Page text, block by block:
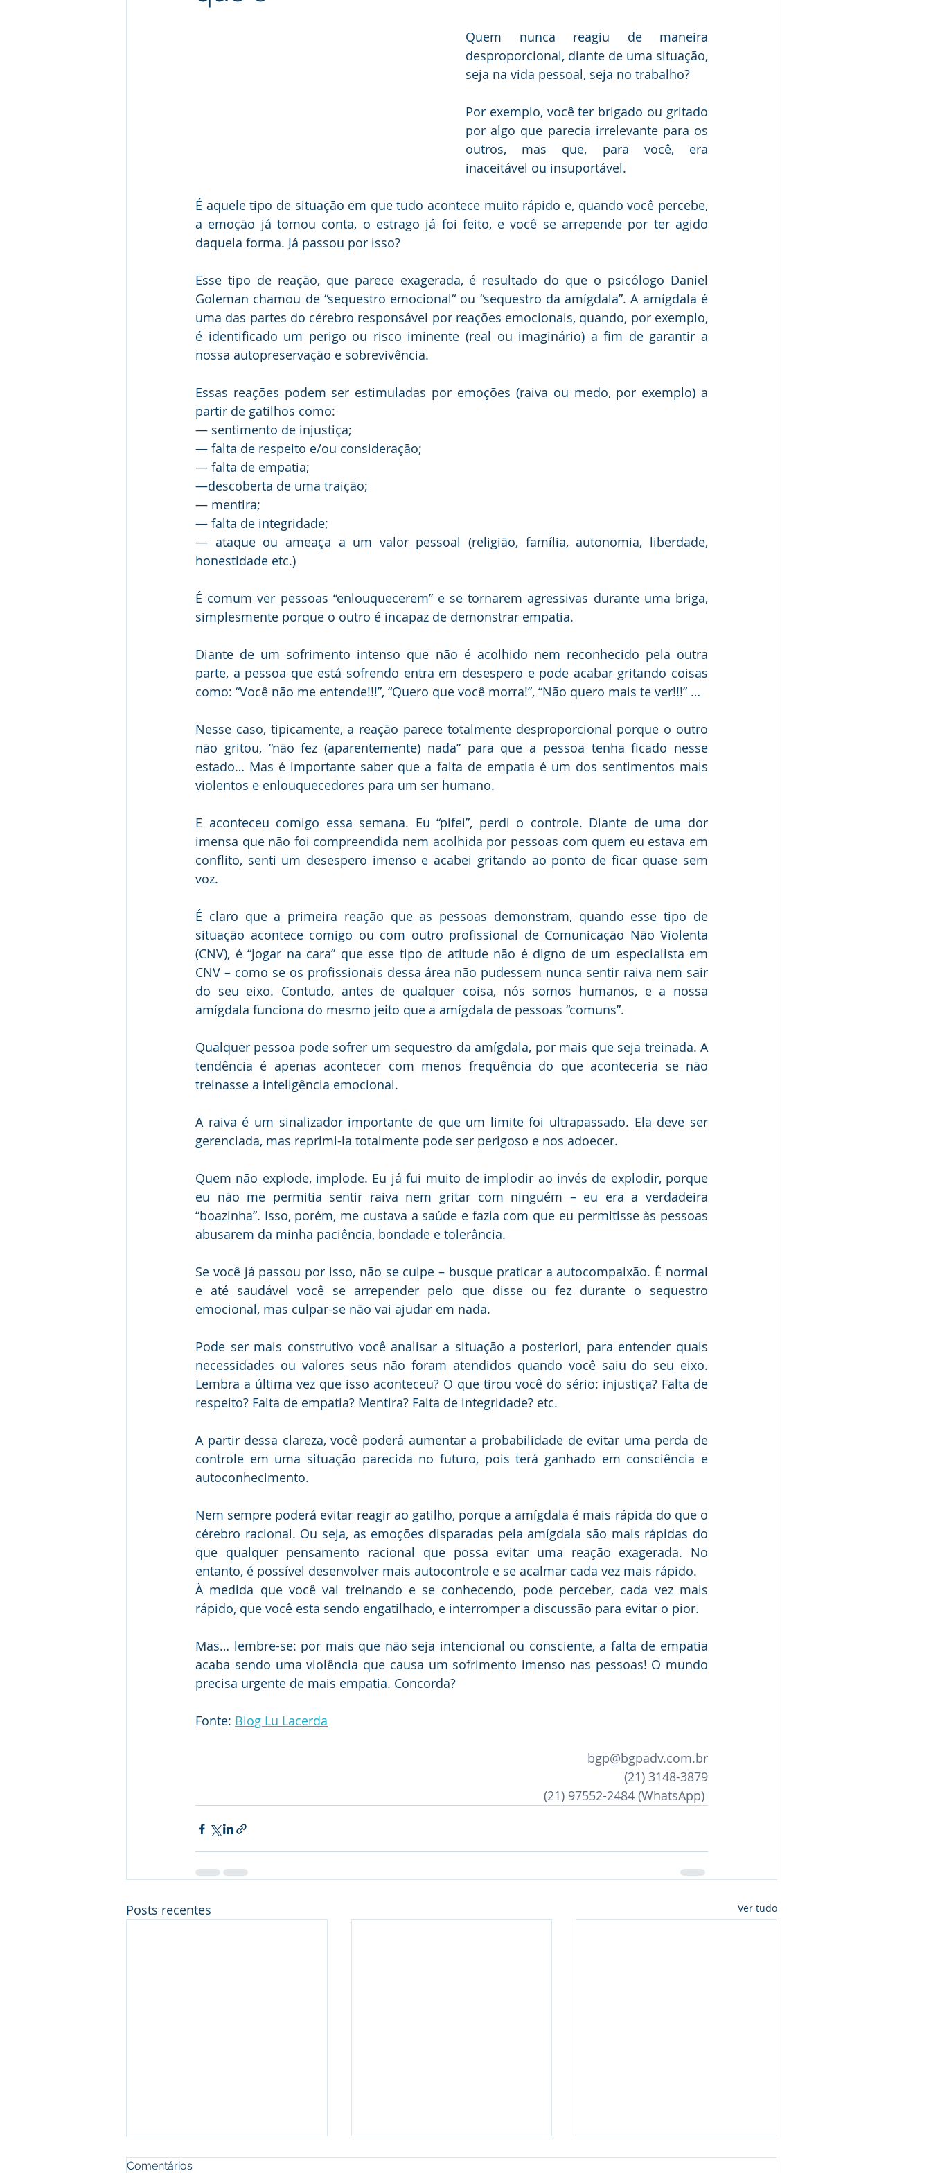
Gestāo de conflitos
Quem nunca reagiu de maneira
desproporcional, diante de uma situação,
seja na vida pessoal, seja no trabalho?
Por exemplo, você ter brigado ou gritado
por algo que parecia irrelevante para os
outros, mas que, para você, era
inaceitável ou insuportável.
É aquele tipo de situação em que tudo acontece muito rápido e, quando você percebe,
a emoção já tomou conta, o estrago já foi feito, e você se arrepende por ter agido
daquela forma. Já passou por isso?
Esse tipo de reação, que parece exagerada, é resultado do que o psicólogo Daniel
Goleman chamou de “sequestro emocional“ ou “sequestro da amígdala”. A amígdala é
uma das partes do cérebro responsável por reações emocionais, quando, por exemplo,
é identificado um perigo ou risco iminente (real ou imaginário) a fim de garantir a
nossa autopreservação e sobrevivência.
Essas reações podem ser estimuladas por emoções (raiva ou medo, por exemplo) a
partir de gatilhos como:
— sentimento de injustiça;
— falta de respeito e/ou consideração;
— falta de empatia;
—descoberta de uma traição;
— mentira;
— falta de integridade;
— ataque ou ameaça a um valor pessoal (religião, família, autonomia, liberdade,
honestidade etc.)
É comum ver pessoas “enlouquecerem” e se tornarem agressivas durante uma briga,
simplesmente porque o outro é incapaz de demonstrar empatia.
Diante de um sofrimento intenso que não é acolhido nem reconhecido pela outra
parte, a pessoa que está sofrendo entra em desespero e pode acabar gritando coisas
como: “Você não me entende!!!”, “Quero que você morra!”, “Não quero mais te ver!!!” …
Nesse caso, tipicamente, a reação parece totalmente desproporcional porque o outro
não gritou, “não fez (aparentemente) nada” para que a pessoa tenha ficado nesse
estado… Mas é importante saber que a falta de empatia é um dos sentimentos mais
violentos e enlouquecedores para um ser humano.
E aconteceu comigo essa semana. Eu “pifei”, perdi o controle. Diante de uma dor
imensa que não foi compreendida nem acolhida por pessoas com quem eu estava em
conflito, senti um desespero imenso e acabei gritando ao ponto de ficar quase sem
voz.
É claro que a primeira reação que as pessoas demonstram, quando esse tipo de
situação acontece comigo ou com outro profissional de Comunicação Não Violenta
(CNV), é “jogar na cara” que esse tipo de atitude não é digno de um especialista em
CNV – como se os profissionais dessa área não pudessem nunca sentir raiva nem sair
do seu eixo. Contudo, antes de qualquer coisa, nós somos humanos, e a nossa
amígdala funciona do mesmo jeito que a amígdala de pessoas “comuns”.
Qualquer pessoa pode sofrer um sequestro da amígdala, por mais que seja treinada. A
tendência é apenas acontecer com menos frequência do que aconteceria se não
treinasse a inteligência emocional.
A raiva é um sinalizador importante de que um limite foi ultrapassado. Ela deve ser
gerenciada, mas reprimi-la totalmente pode ser perigoso e nos adoecer.
Quem não explode, implode. Eu já fui muito de implodir ao invés de explodir, porque
eu não me permitia sentir raiva nem gritar com ninguém – eu era a verdadeira
“boazinha”. Isso, porém, me custava a saúde e fazia com que eu permitisse às pessoas
abusarem da minha paciência, bondade e tolerância.
Se você já passou por isso, não se culpe – busque praticar a autocompaixão. É normal
e até saudável você se arrepender pelo que disse ou fez durante o sequestro
emocional, mas culpar-se não vai ajudar em nada.
Pode ser mais construtivo você analisar a situação a posteriori, para entender quais
necessidades ou valores seus não foram atendidos quando você saiu do seu eixo.
Lembra a última vez que isso aconteceu? O que tirou você do sério: injustiça? Falta de
respeito? Falta de empatia? Mentira? Falta de integridade? etc.
A partir dessa clareza, você poderá aumentar a probabilidade de evitar uma perda de
controle em uma situação parecida no futuro, pois terá ganhado em consciência e
autoconhecimento.
Nem sempre poderá evitar reagir ao gatilho, porque a amígdala é mais rápida do que o
cérebro racional. Ou seja, as emoções disparadas pela amígdala são mais rápidas do
que qualquer pensamento racional que possa evitar uma reação exagerada. No
entanto, é possível desenvolver mais autocontrole e se acalmar cada vez mais rápido.
À medida que você vai treinando e se conhecendo, pode perceber, cada vez mais
rápido, que você esta sendo engatilhado, e interromper a discussão para evitar o pior.
Mas… lembre-se: por mais que não seja intencional ou consciente, a falta de empatia
acaba sendo uma violência que causa um sofrimento imenso nas pessoas! O mundo
precisa urgente de mais empatia. Concorda?
Fonte: Blog Lu Lacerda
bgp@bgpadv.com.br
(21) 3148-3879
(21) 97552-2484 (WhatsApp)
Posts recentes Ver tudo
Comentários